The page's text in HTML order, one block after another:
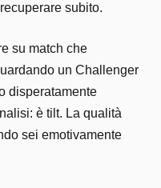
subito.
su match che
un Challenger
disperatamente
è tilt. La qualità
sei emotivamente